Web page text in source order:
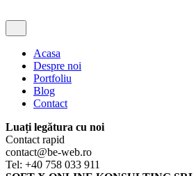
Acasa
Despre noi
Portfoliu
Blog
Contact
Luați legătura cu noi
Contact rapid
contact@be-web.ro
Tel: +40 758 033 911